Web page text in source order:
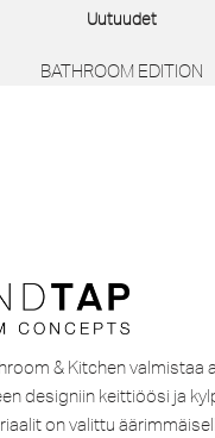
Uutuudet
BATHROOM EDITION
& Kitchen valmistaa
designiin keittiöösi ja
on valittu